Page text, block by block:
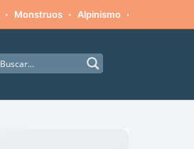
· Monstruos · Alpinismo ·